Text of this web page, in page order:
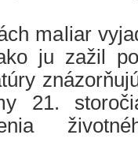
maliar
ju zažil
21.